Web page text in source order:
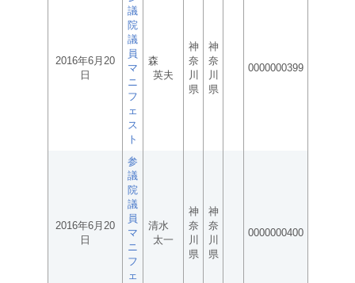
2016年6月20
日
議
院
議
員
マ
ニ
フ
ェ
ス
ト
森
英夫
神
奈
川
県
神
奈
川
県
0000000399
2016年6月20
日
参
議
院
議
員
マ
ニ
フ
ェ
清水
太一
神
奈
川
県
神
奈
川
県
0000000400